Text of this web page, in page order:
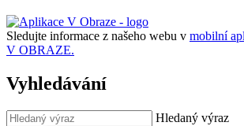
Sledujte informace z našeho webu v mobilní
V OBRAZE.
Vyhledávání
Hledaný výraz